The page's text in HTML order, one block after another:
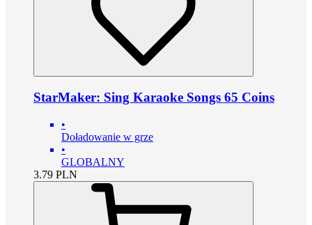
StarMaker: Sing Karaoke Songs 65 Coins
•
Doładowanie w grze
•
GLOBALNY
3.79 PLN